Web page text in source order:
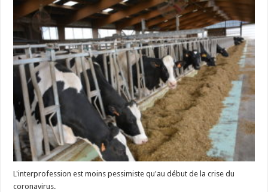
Un été fructueux pour Lactalis
L'interprofession est moins pessimiste qu'au début de la crise du
coronavirus.